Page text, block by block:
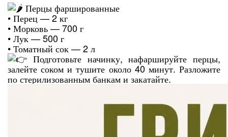
Перцы фаршированные
• Перец — 2 кг
• Морковь — 700 г
• Лук — 500 г
• Томатный сок — 2 л
Подготовьте начинку, нафаршируйте перцы,
залейте соком и тушите около 40 минут. Разложите
по стерилизованным банкам и закатайте.